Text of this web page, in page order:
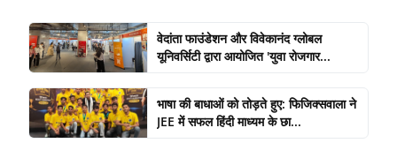
वेदांता फाउंडेशन और विवेकानंद ग्लोबल
यूनिवर्सिटी द्वारा आयोजित 'युवा रोजगार...
भाषा की बाधाओं को तोड़ते हुए: फिजिक्सवाला ने
JEE में सफल हिंदी माध्यम के छा...